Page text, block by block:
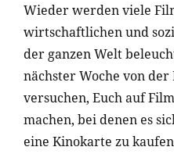
Wieder werden viele
wirtschaftlichen und
der ganzen Welt
nächster Woche von
versuchen, Euch auf
machen, bei denen es
eine Kinokarte zu